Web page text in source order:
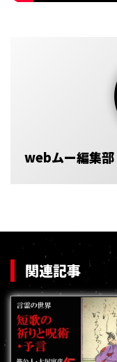
webムー編集部
関連記事